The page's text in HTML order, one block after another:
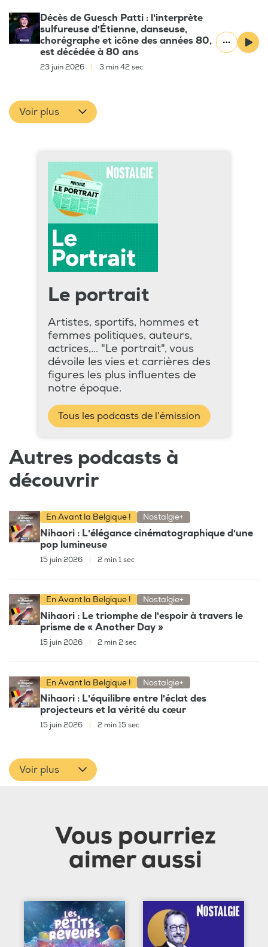
Décès de Guesch Patti : l'interprète
sulfureuse d'Étienne, danseuse,
chorégraphe et icône des années 80,
est décédée à 80 ans
23 juin 2026 3 min 42 sec
Voir plus
Le portrait
Artistes, sportifs, hommes et
femmes politiques, auteurs,
actrices,... "Le portrait", vous
dévoile les vies et carrières des
figures les plus influentes de
notre époque.
Tous les podcasts de l'émission
Autres podcasts à
découvrir
En Avant la Belgique ! Nostalgie+
Nihaori : L'élégance cinématographique d'une
pop lumineuse
15 juin 2026 2 min 1 sec
En Avant la Belgique ! Nostalgie+
Nihaori : Le triomphe de l'espoir à travers le
prisme de « Another Day »
15 juin 2026 2 min 2 sec
En Avant la Belgique ! Nostalgie+
Nihaori : L'équilibre entre l'éclat des
projecteurs et la vérité du cœur
15 juin 2026 | 2 min 15 sec
Voir plus
Vous pourriez
aimer aussi